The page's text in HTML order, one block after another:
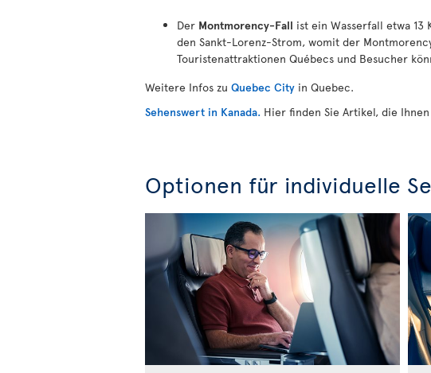
Der Montmorency-Fall ist ein Wasserfall etwa
den Sankt-Lorenz-Strom, womit der
Touristenattraktionen Québecs und Besucher
Weitere Infos zu Quebec City in Quebec.
Sehenswert in Kanada. Hier finden Sie Artikel, die
Optionen für individuelle